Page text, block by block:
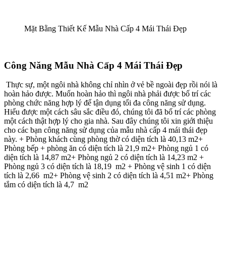
Mặt Bằng Thiết Kế Mẫu Nhà Cấp 4 Mái Thái Đẹp
Công Năng Mẫu Nhà Cấp 4 Mái Thái Đẹp
Thực sự, một ngôi nhà không chỉ nhìn ở vẻ bề ngoài đẹp rồi nói là
hoàn hảo được. Muốn hoàn hảo thì ngôi nhà phải được bố trí các
phòng chức năng hợp lý để tận dụng tối đa công năng sử dụng.
Hiểu được một cách sâu sắc điều đó, chúng tôi đã bố trí các phòng
một cách thật hợp lý cho gia nhà. Sau đây chúng tôi xin giới thiệu
cho các bạn công năng sử dụng của mẫu nhà cấp 4 mái thái đẹp
này. + Phòng khách cùng phòng thờ có diện tích là 40,13 m2+
Phòng bếp + phòng ăn có diện tích là 21,9 m2+ Phòng ngủ 1 có
diện tích là 14,87 m2+ Phòng ngủ 2 có diện tích là 14,23 m2 +
Phòng ngủ 3 có diện tích là 18,19 m2 + Phòng vệ sinh 1 có diện
tích là 2,66 m2+ Phòng vệ sinh 2 có diện tích là 4,51 m2+ Phòng
tắm có diện tích là 4,7 m2